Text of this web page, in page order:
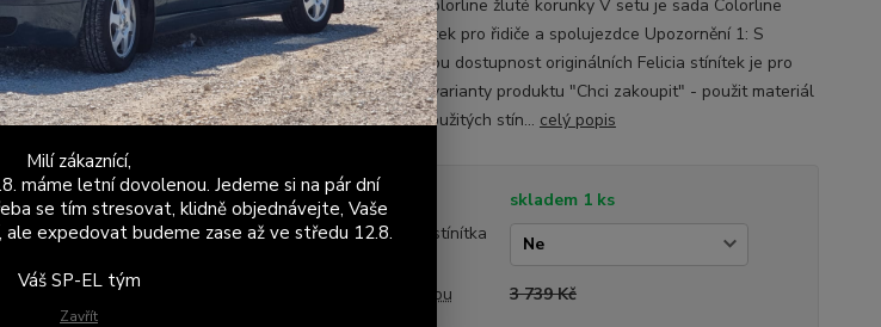
Stínítka Felicia - Colorline žluté korunky V setu je sada Colorline
černo-žlutých stínítek pro řidiče a spolujezdce Upozornění 1: S
ohledem na špatnou dostupnost originálních Felicia stínítek je pro
výrobu - při volbě varianty produktu "Chci zakoupit" - použit materiál
ze standardních použitých stín... celý popis
Dostupnost
skladem 1 ks
Dodám vlastní stínítka
Cena před slevou
3 739 Kč
Milí zákaznící,
máme letní dovolenou. Jedeme si na pár dní
se tím stresovat, klidně objednávejte, Vaše
expedovat budeme zase až ve středu 12.8.
Váš SP-EL tým
Zavřít